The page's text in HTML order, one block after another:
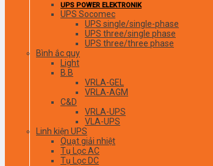
UPS POWER ELEKTRONIK
UPS Socomec
UPS single/single-phase
UPS three/single phase
UPS three/three phase
Bình ắc quy
Light
B.B
VRLA-GEL
VRLA-AGM
C&D
VRLA-UPS
VLA-UPS
Linh kiện UPS
Quạt giải nhiệt
Tụ Lọc AC
Tụ Lọc DC